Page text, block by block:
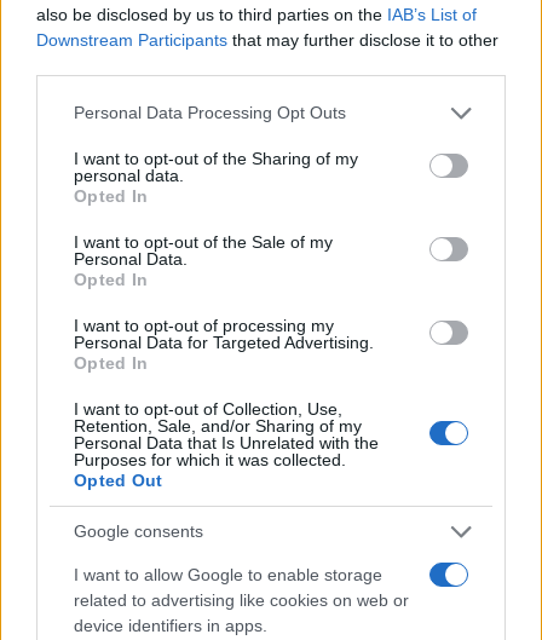
also be disclosed by us to third parties on the IAB’s List of
Downstream Participants that may further disclose it to other
Please note that this website/app uses one or more Google
not limited to your visit or usage behaviour. You may click to
grant or deny consent to Google and its third-party tags to
use your data for below specified purposes in below Google
consent section.
Personal Data Processing Opt Outs
I want to opt-out of the Sharing of my
personal data.
Opted In
I want to opt-out of the Sale of my
Personal Data.
Opted In
I want to opt-out of processing my
Personal Data for Targeted Advertising.
Opted In
I want to opt-out of Collection, Use,
Retention, Sale, and/or Sharing of my
Personal Data that Is Unrelated with the
Purposes for which it was collected.
Opted Out
Google consents
I want to allow Google to enable storage
related to advertising like cookies on web or
device identifiers in apps.
Notizie in tempo reale?
Entra nel canale telegram di
GalluraOggi.it
i tuoi video e le tue foto
345 356 7512
Ricevi le nostre ultime news
Google News
Condividi l'articolo